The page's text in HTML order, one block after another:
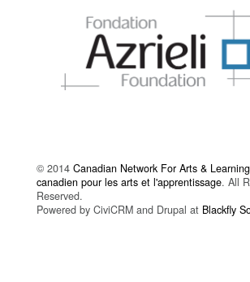
© 2014 Canadian Network For Arts &
canadien pour les arts et l'apprentissage. All
Reserved.
Powered by CiviCRM and Drupal at Blackfly